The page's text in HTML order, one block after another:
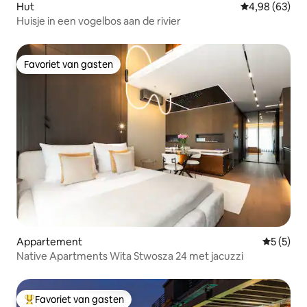
Hut Gemiddelde
4,98 (63)
Huisje in een vogelbos aan de rivier
Favoriet van gasten
Favoriet van gasten
Appartement
5 (5)
Native Apartments Wita Stwosza 24 met jacuzzi
Favoriet van gasten